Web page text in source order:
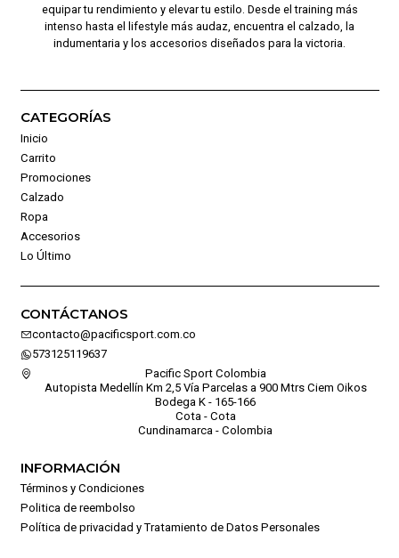
equipar tu rendimiento y elevar tu estilo. Desde el training más
intenso hasta el lifestyle más audaz, encuentra el calzado, la
indumentaria y los accesorios diseñados para la victoria.
CATEGORÍAS
Inicio
Carrito
Promociones
Calzado
Ropa
Accesorios
Lo Último
CONTÁCTANOS
contacto@pacificsport.com.co
573125119637
Pacific Sport Colombia
Autopista Medellín Km 2,5 Vía Parcelas a 900 Mtrs Ciem Oikos
Bodega K - 165-166
Cota - Cota
Cundinamarca - Colombia
INFORMACIÓN
Términos y Condiciones
Politica de reembolso
Política de privacidad y Tratamiento de Datos Personales